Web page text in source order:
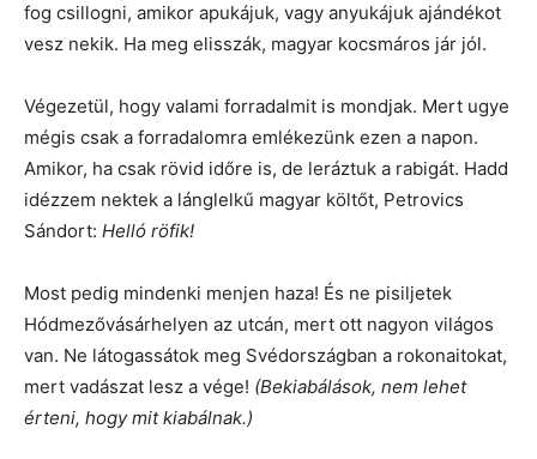
fog csillogni, amikor apukájuk, vagy anyukájuk ajándékot
vesz nekik. Ha meg elisszák, magyar kocsmáros jár jól.
Végezetül, hogy valami forradalmit is mondjak. Mert ugye
mégis csak a forradalomra emlékezünk ezen a napon.
Amikor, ha csak rövid időre is, de leráztuk a rabigát. Hadd
idézzem nektek a lánglelkű magyar költőt, Petrovics
Sándort: Helló röfik!
Most pedig mindenki menjen haza! És ne pisiljetek
Hódmezővásárhelyen az utcán, mert ott nagyon világos
van. Ne látogassátok meg Svédországban a rokonaitokat,
mert vadászat lesz a vége! (Bekiabálások, nem lehet
érteni, hogy mit kiabálnak.)